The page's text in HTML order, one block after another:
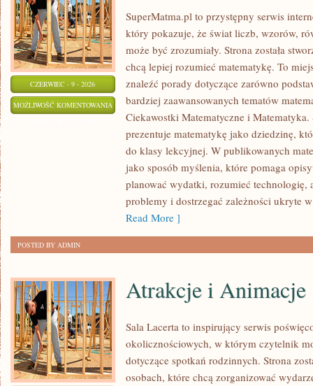
CZERWIEC - 9 - 2026
MOŻLIWOŚĆ KOMENTOWANIA ZABAWY
LICZBAMI
SuperMatma.pl to przystępny serwis
który pokazuje, że świat liczb, wzorów,
może być zrozumiały. Strona została
chcą lepiej rozumieć matematykę. To
znaleźć porady dotyczące zarówno
bardziej zaawansowanych tematów
Ciekawostki Matematyczne i
prezentuje matematykę jako dziedzinę,
do klasy lekcyjnej. W publikowanych
jako sposób myślenia, które pomaga
planować wydatki, rozumieć technologię,
problemy i dostrzegać zależności ukryte
Read More ]
POSTED BY ADMIN
Atrakcje i Animacje
Sala Lacerta to inspirujący serwis
okolicznościowych, w którym czytelnik
dotyczące spotkań rodzinnych. Strona
osobach, które chcą zorganizować